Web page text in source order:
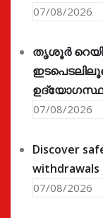
07/08/2026
തൃശൂർ
07/08/2026
Discover
withdrawals
07/08/2026